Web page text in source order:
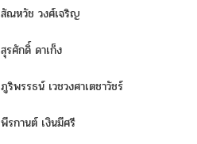
สัณหวัช วงศ์เจริญ
สุรศักดิ์ ดาเก็ง
ภูริพรรธน์ เวชวงศาเตชาวัชร์
พีรกานต์ เงินมีศรี